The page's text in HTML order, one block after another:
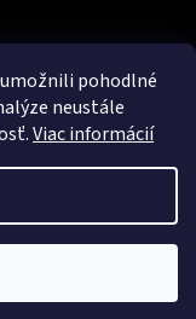
pohodlné
neustále
Viac informácií